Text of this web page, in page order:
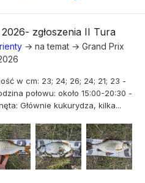
zgłoszenia II Tura
→ na temat → Grand Prix
w cm: 23; 24; 26; 24; 21; 23 -
połowu: około 15:00-20:30 -
Głównie kukurydza, kilka...